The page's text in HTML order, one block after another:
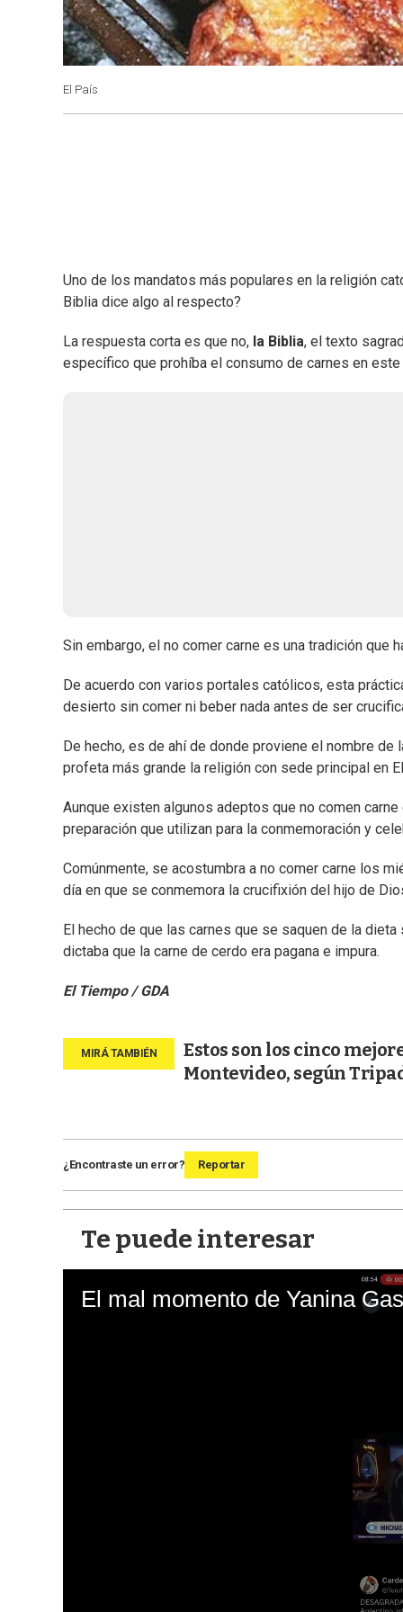
El País
Uno de los mandatos más populares en la religión
Biblia dice algo al respecto?
La respuesta corta es que no, la Biblia, el texto
específico que prohíba el consumo de carnes en este
Sin embargo, el no comer carne es una tradición que
De acuerdo con varios portales católicos, esta
desierto sin comer ni beber nada antes de ser
De hecho, es de ahí de donde proviene el nombre de
profeta más grande la religión con sede principal en
Aunque existen algunos adeptos que no comen
preparación que utilizan para la conmemoración y
Comúnmente, se acostumbra a no comer carne los
día en que se conmemora la crucifixión del hijo de
El hecho de que las carnes que se saquen de la
dictaba que la carne de cerdo era pagana e impura.
El Tiempo / GDA
Estos son los cinco
Montevideo, según
¿Encontraste un error? Reportar
Te puede interesar